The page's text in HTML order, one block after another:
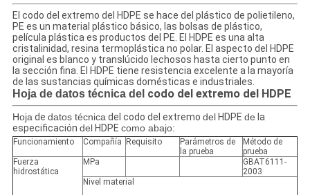
El codo del extremo del HDPE se hace del plástico de polietileno,
PE es un material plástico básico, las bolsas de plástico,
película plástica es productos del PE. El HDPE es una alta
cristalinidad, resina termoplástica no polar. El aspecto del HDPE
original es blanco y translúcido lechosos hasta cierto punto en
la sección fina. El HDPE tiene resistencia excelente a la mayoría
de las sustancias químicas domésticas e industriales.
Hoja de datos técnica del codo del extremo del HDPE
Hojade datos técnicadel codo del extremo delHDPE de la
especificación delHDPE como abajo:
Funcionamiento Compañía Requisito
Parámetros de
la prueba
Método de
prueba
Fuerza
hidrostática
MPa
GBAT6111-
2003
Nivel material